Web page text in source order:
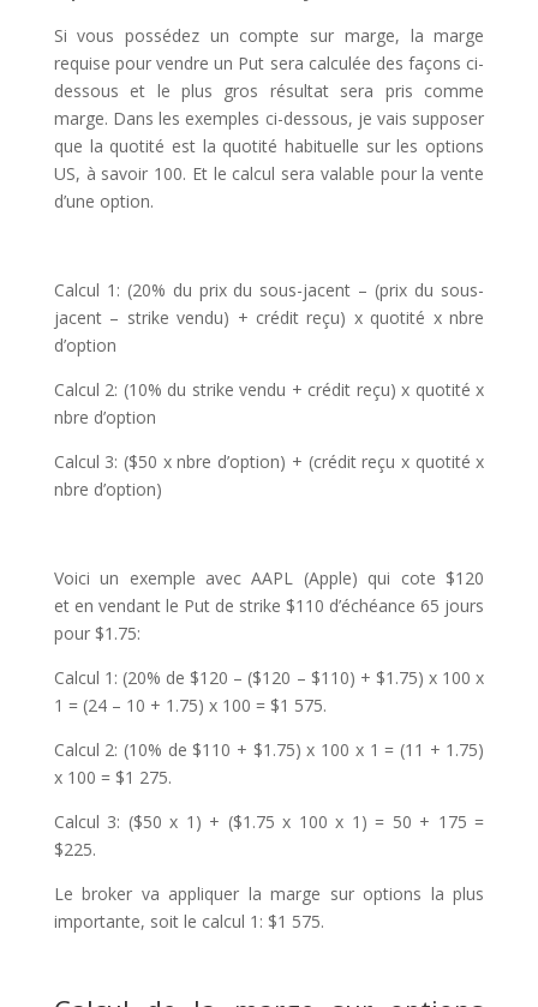
Si vous possédez un compte sur marge, la marge
requise pour vendre un Put sera calculée des façons ci-
dessous et le plus gros résultat sera pris comme
marge. Dans les exemples ci-dessous, je vais supposer
que la quotité est la quotité habituelle sur les options
US, à savoir 100. Et le calcul sera valable pour la vente
d’une option.
Calcul 1: (20% du prix du sous-jacent – (prix du sous-
jacent – strike vendu) + crédit reçu) x quotité x nbre
d’option
Calcul 2: (10% du strike vendu + crédit reçu) x quotité x
nbre d’option
Calcul 3: ($50 x nbre d’option) + (crédit reçu x quotité x
nbre d’option)
Voici un exemple avec AAPL (Apple) qui cote $120
et en vendant le Put de strike $110 d’échéance 65 jours
pour $1.75:
Calcul 1: (20% de $120 – ($120 – $110) + $1.75) x 100 x
1 = (24 – 10 + 1.75) x 100 = $1 575.
Calcul 2: (10% de $110 + $1.75) x 100 x 1 = (11 + 1.75)
x 100 = $1 275.
Calcul 3: ($50 x 1) + ($1.75 x 100 x 1) = 50 + 175 =
$225.
Le broker va appliquer la marge sur options la plus
importante, soit le calcul 1: $1 575.